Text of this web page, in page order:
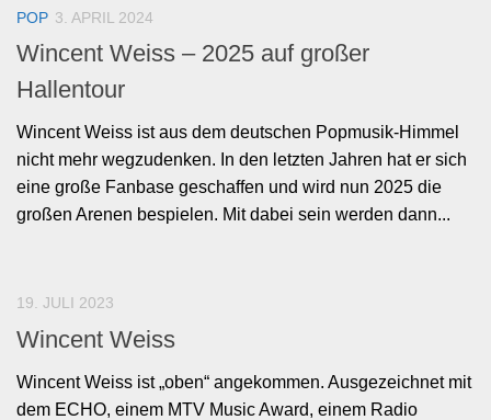
POP 3. APRIL 2024
Wincent Weiss – 2025 auf großer
Hallentour
Wincent Weiss ist aus dem deutschen Popmusik-Himmel
nicht mehr wegzudenken. In den letzten Jahren hat er sich
eine große Fanbase geschaffen und wird nun 2025 die
großen Arenen bespielen. Mit dabei sein werden dann...
19. JULI 2023
Wincent Weiss
Wincent Weiss ist „oben“ angekommen. Ausgezeichnet mit
dem ECHO, einem MTV Music Award, einem Radio